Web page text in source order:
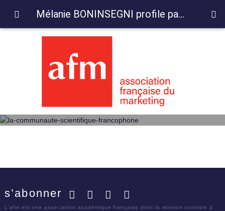
s’abonner
L'afm est une association académique française dont la mission consiste à
Mélanie BONINSEGNI profile page